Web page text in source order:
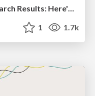
We Analyzed 250 Million AI Search Results: Here's What I Found
1 1.7k